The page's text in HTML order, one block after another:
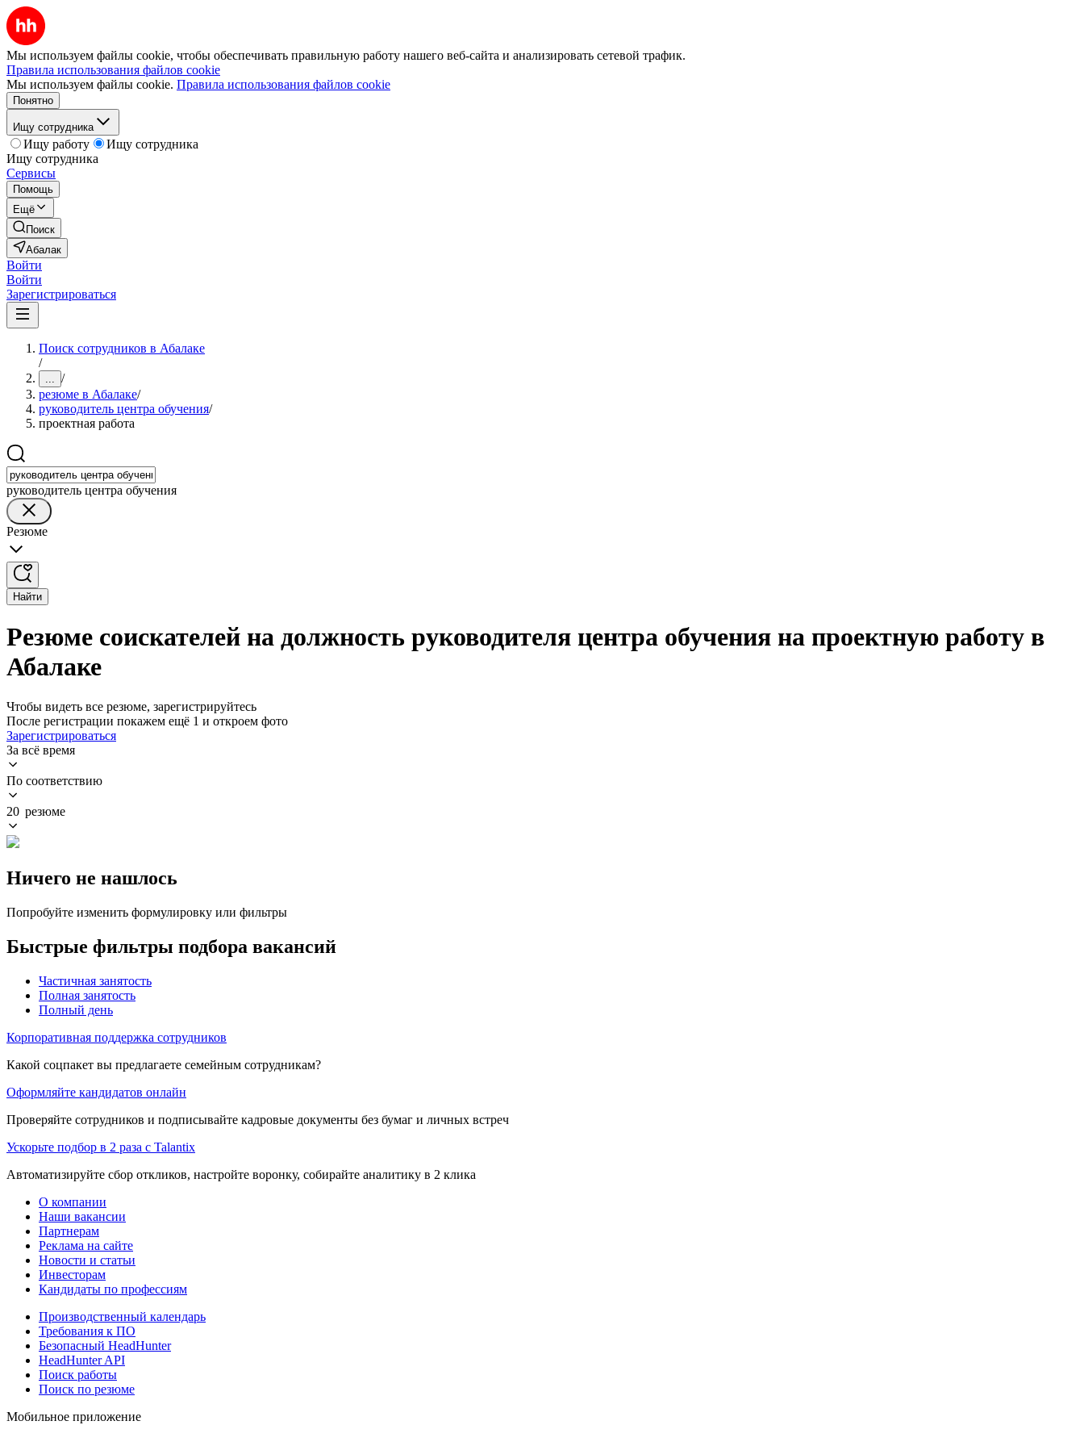
Мы используем файлы cookie, чтобы обеспечивать правильную работу нашего веб-сайта и анализировать сетевой трафик.
Правила использования файлов cookie
Мы используем файлы cookie. Правила использования файлов cookie
Понятно
Ищу сотрудника
Ищу работу
Ищу сотрудника
Ищу сотрудника
Сервисы
Помощь
Ещё
Поиск
Абалак
Войти
Войти
Зарегистрироваться
Поиск сотрудников в Абалаке
/
... /
резюме в Абалаке/
руководитель центра обучения/
проектная работа
руководитель центра обучения
Резюме
Найти
Резюме соискателей на должность руководителя центра обучения на проектную работу в
Абалаке
Чтобы видеть все резюме, зарегистрируйтесь
После регистрации покажем ещё 1 и откроем фото
Зарегистрироваться
За всё время
По соответствию
20 резюме
Ничего не нашлось
Попробуйте изменить формулировку или фильтры
Быстрые фильтры подбора вакансий
Частичная занятость
Полная занятость
Полный день
Корпоративная поддержка сотрудников
Какой соцпакет вы предлагаете семейным сотрудникам?
Оформляйте кандидатов онлайн
Проверяйте сотрудников и подписывайте кадровые документы без бумаг и личных встреч
Ускорьте подбор в 2 раза с Talantix
Автоматизируйте сбор откликов, настройте воронку, собирайте аналитику в 2 клика
О компании
Наши вакансии
Партнерам
Реклама на сайте
Новости и статьи
Инвесторам
Кандидаты по профессиям
Производственный календарь
Требования к ПО
Безопасный HeadHunter
HeadHunter API
Поиск работы
Поиск по резюме
Мобильное приложение